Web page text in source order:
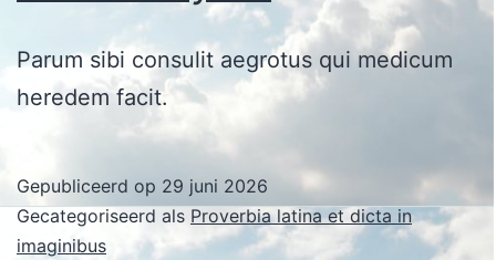
Parum sibi consulit aegrotus qui medicum
heredem facit.
Gepubliceerd op 29 juni 2026
Gecategoriseerd als Proverbia latina et dicta in
imaginibus